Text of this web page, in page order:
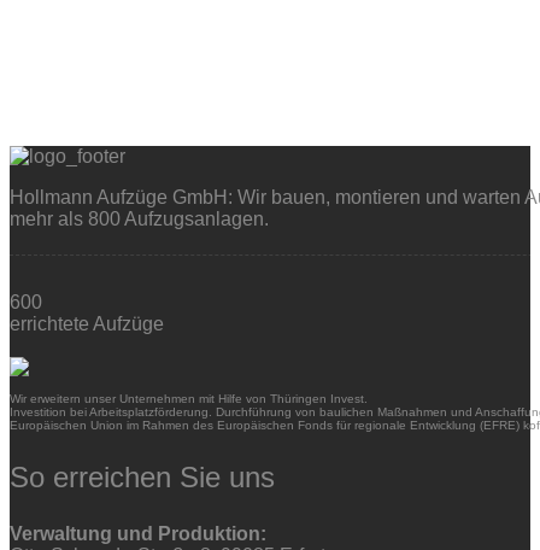
Hollmann Aufzüge GmbH: Wir bauen, montieren und warten
mehr als 800 Aufzugsanlagen.
600
errichtete Aufzüge
Wir erweitern unser Unternehmen mit Hilfe von Thüringen Invest.
Investition bei Arbeitsplatzförderung. Durchführung von baulichen Maßnahmen und
Europäischen Union im Rahmen des Europäischen Fonds für regionale Entwicklung (EFRE)
So erreichen Sie uns
Verwaltung und Produktion: